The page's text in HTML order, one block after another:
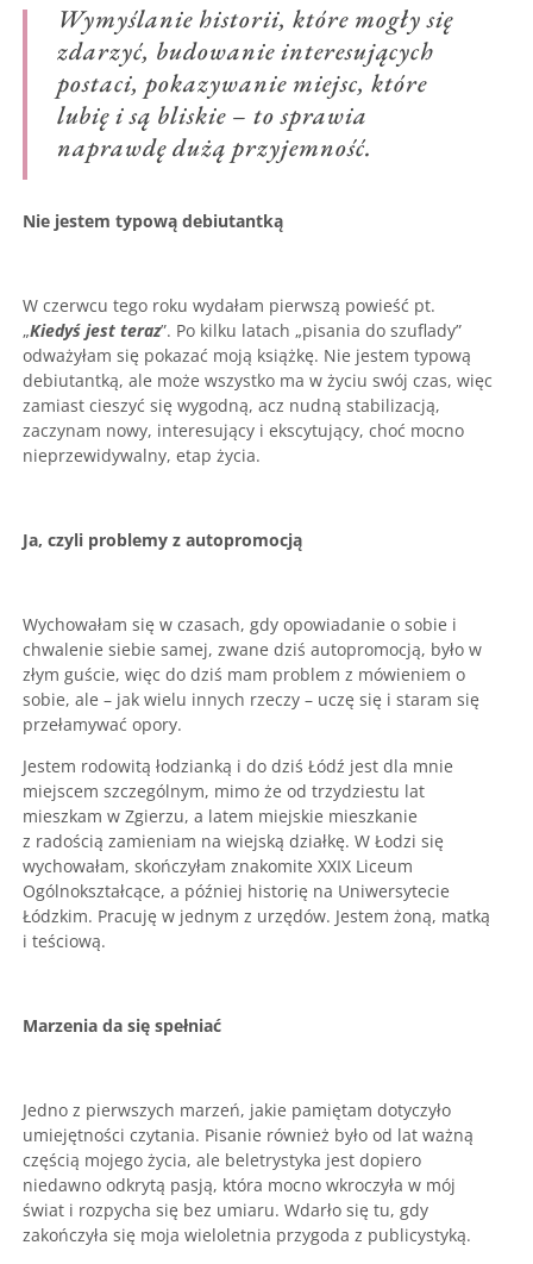
Wymyślanie historii, które mogły się
zdarzyć, budowanie interesujących
postaci, pokazywanie miejsc, które
lubię i są bliskie – to sprawia
naprawdę dużą przyjemność.
Nie jestem typową debiutantką
W czerwcu tego roku wydałam pierwszą powieść pt.
„Kiedyś jest teraz”. Po kilku latach „pisania do szuflady”
odważyłam się pokazać moją książkę. Nie jestem typową
debiutantką, ale może wszystko ma w życiu swój czas, więc
zamiast cieszyć się wygodną, acz nudną stabilizacją,
zaczynam nowy, interesujący i ekscytujący, choć mocno
nieprzewidywalny, etap życia.
Ja, czyli problemy z autopromocją
Wychowałam się w czasach, gdy opowiadanie o sobie i
chwalenie siebie samej, zwane dziś autopromocją, było w
złym guście, więc do dziś mam problem z mówieniem o
sobie, ale – jak wielu innych rzeczy – uczę się i staram się
przełamywać opory.
Jestem rodowitą łodzianką i do dziś Łódź jest dla mnie
miejscem szczególnym, mimo że od trzydziestu lat
mieszkam w Zgierzu, a latem miejskie mieszkanie
z radością zamieniam na wiejską działkę. W Łodzi się
wychowałam, skończyłam znakomite XXIX Liceum
Ogólnokształcące, a później historię na Uniwersytecie
Łódzkim. Pracuję w jednym z urzędów. Jestem żoną, matką
i teściową.
Marzenia da się spełniać
Jedno z pierwszych marzeń, jakie pamiętam dotyczyło
umiejętności czytania. Pisanie również było od lat ważną
częścią mojego życia, ale beletrystyka jest dopiero
niedawno odkrytą pasją, która mocno wkroczyła w mój
świat i rozpycha się bez umiaru. Wdarło się tu, gdy
zakończyła się moja wieloletnia przygoda z publicystyką.